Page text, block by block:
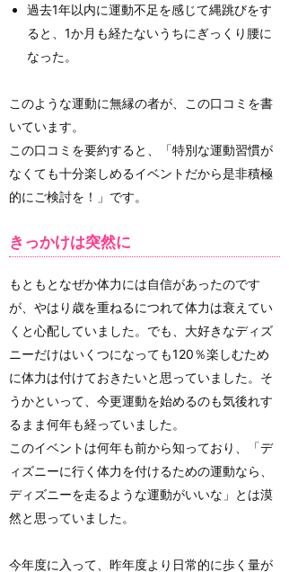
過去1年以内に運動不足を感じて縄跳びをす
ると、1か月も経たないうちにぎっくり腰に
なった。
このような運動に無縁の者が、この口コミを書
いています。
この口コミを要約すると、「特別な運動習慣が
なくても十分楽しめるイベントだから是非積極
的にご検討を！」です。
きっかけは突然に
もともとなぜか体力には自信があったのです
が、やはり歳を重ねるにつれて体力は衰えてい
くと心配していました。でも、大好きなディズ
ニーだけはいくつになっても120％楽しむため
に体力は付けておきたいと思っていました。そ
うかといって、今更運動を始めるのも気後れす
るまま何年も経っていました。
このイベントは何年も前から知っており、「デ
ィズニーに行く体力を付けるための運動なら、
ディズニーを走るような運動がいいな」とは漠
然と思っていました。
今年度に入って、昨年度より日常的に歩く量が